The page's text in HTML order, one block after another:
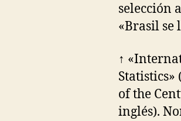
selección
«Brasil se
↑
Statistics»
of the
inglés).